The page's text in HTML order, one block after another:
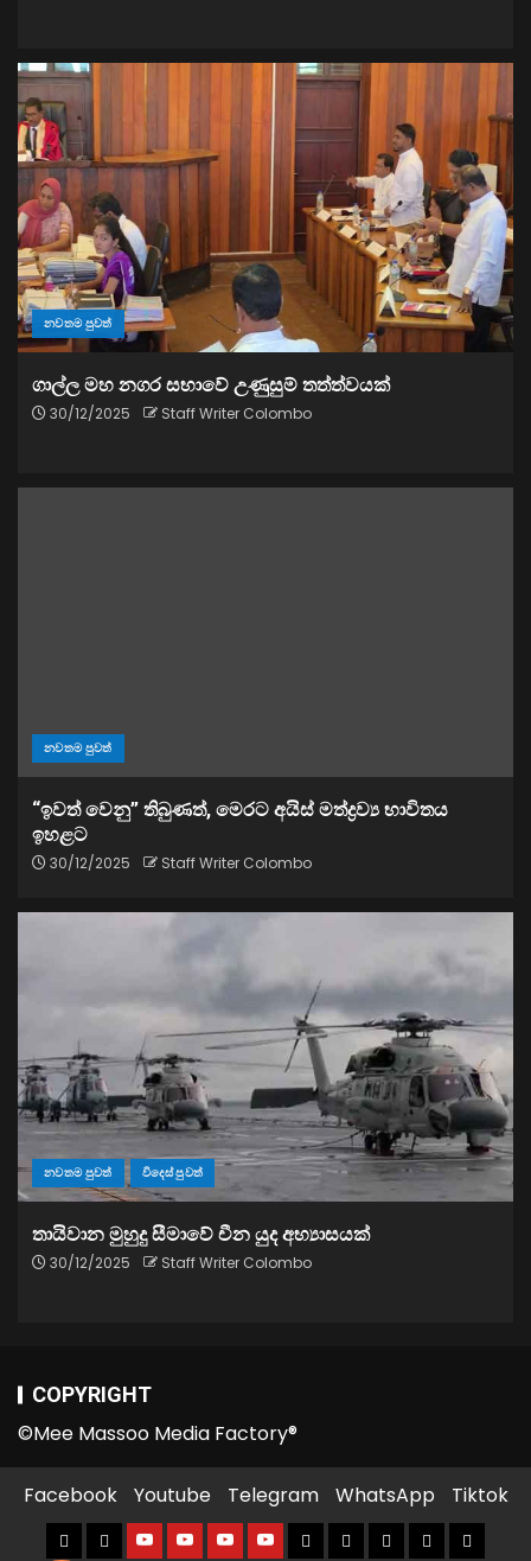
නවතම පුවත්
ගාල්ල මහ නගර සභාවේ උණුසුම් තත්ත්වයක්
30/12/2025 Staff Writer Colombo
නවතම පුවත්
“ඉවත් වෙනු” තිබුණත්, මෙරට අයිස් මත්ද්‍රව්‍ය භාවිතය
ඉහළට
30/12/2025 Staff Writer Colombo
නවතම පුවත් විදෙස් පුවත්
තායිවාන මුහුදු සීමාවේ චීන යුද අභ්‍යාසයක්
30/12/2025 Staff Writer Colombo
COPYRIGHT
©Mee Massoo Media Factory®
Facebook Youtube Telegram WhatsApp Tiktok